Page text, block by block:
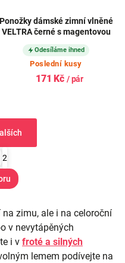
Ponožky dámské zimní vlněné
VELTRA černé s magentovou
Odesíláme ihned
Poslední kusy
171 Kč / pár
2
zimu, ale i na celoroční
v nevytápěných
i v froté a silných
lemem podívejte na